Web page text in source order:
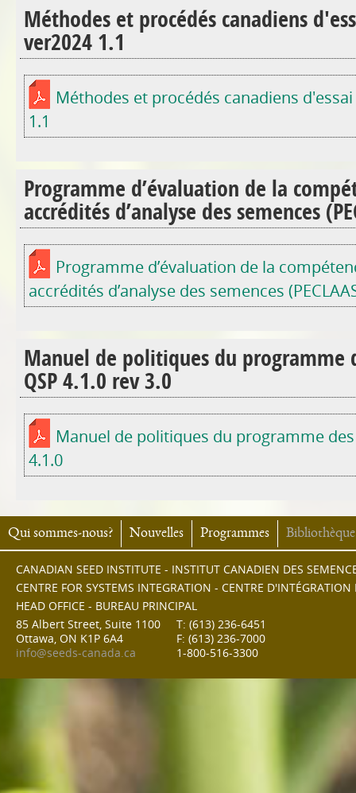
Méthodes et procédés canadiens
ver2024 1.1
Méthodes et procédés canadiens
1.1
Programme d’évaluation de la
accrédités d’analyse des semences
Programme d’évaluation de la
accrédités d’analyse des semences
Manuel de politiques du programme
QSP 4.1.0 rev 3.0
Manuel de politiques du programme des
4.1.0
Qui sommes-nous? Nouvelles Programmes Bibliothèque
CANADIAN SEED INSTITUTE - INSTITUT CANADIEN DES
CENTRE FOR SYSTEMS INTEGRATION - CENTRE D'INTÉGRATION
HEAD OFFICE - BUREAU PRINCIPAL
85 Albert Street, Suite 1100
Ottawa, ON K1P 6A4
info@seeds-canada.ca
T: (613) 236-6451
F: (613) 236-7000
1-800-516-3300